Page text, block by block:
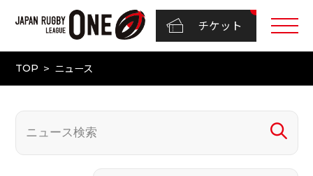
チケット
TOP ニュース